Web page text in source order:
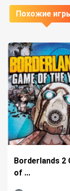
Похожие
Borderlands 2
of ...